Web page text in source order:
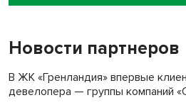
Новости партнеров
В ЖК «Гренландия» впервые
девелопера — группы компаний